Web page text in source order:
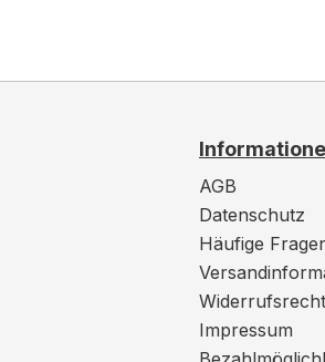
AGB
Datenschutz
Häufige
Widerrufsrecht
Impressum